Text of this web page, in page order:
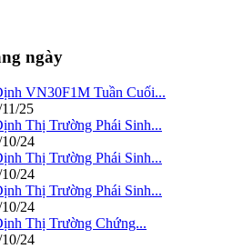
ngày
VN30F1M Tuần Cuối...
25
Thị Trường Phái Sinh...
24
Thị Trường Phái Sinh...
24
Thị Trường Phái Sinh...
24
Thị Trường Chứng...
24